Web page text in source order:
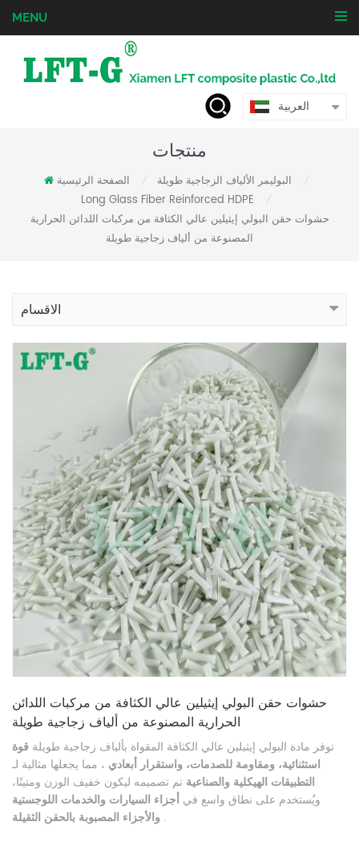
MENU
العربية
منتجات
الصفحة الرئيسية البوليمر الألياف الزجاجية طويلة
Long Glass Fiber Reinforced HDPE
حشوات حقن البولي إيثيلين عالي الكثافة من مركبات اللدائن الحرارية
المصنوعة من ألياف زجاجية طويلة
الاقسام
حشوات حقن البولي إيثيلين عالي الكثافة من مركبات اللدائن
الحرارية المصنوعة من ألياف زجاجية طويلة
توفر مادة البولي إيثيلين عالي الكثافة المقواة بألياف زجاجية طويلة قوة
استثنائية، ومقاومة للصدمات، واستقرار أبعادي ، مما يجعلها مثالية لـ
التطبيقات الهيكلية والصناعية تم تصميمه ليكون خفيف الوزن ومتينًا،
ويُستخدم على نطاق واسع في أجزاء السيارات والخدمات اللوجستية
.